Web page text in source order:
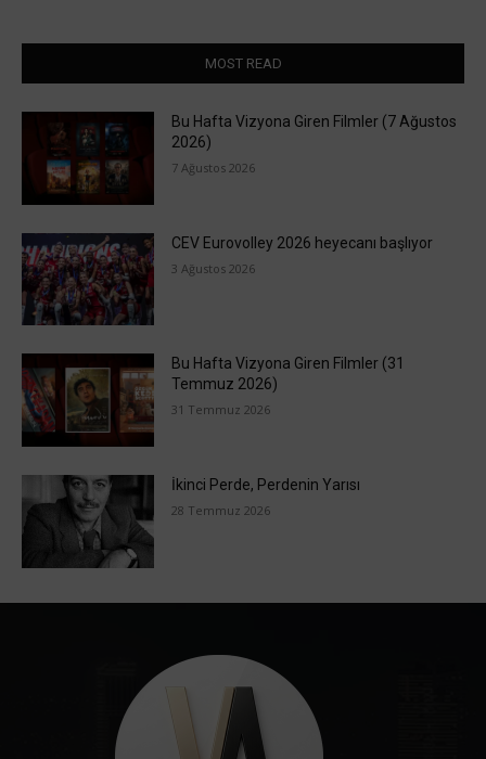
MOST READ
Bu Hafta Vizyona Giren Filmler (7 Ağustos
2026)
7 Ağustos 2026
CEV Eurovolley 2026 heyecanı başlıyor
3 Ağustos 2026
Bu Hafta Vizyona Giren Filmler (31
Temmuz 2026)
31 Temmuz 2026
İkinci Perde, Perdenin Yarısı
28 Temmuz 2026